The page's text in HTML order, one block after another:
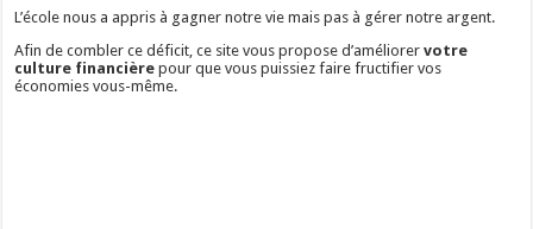
L’école nous a appris à gagner notre vie mais pas à gérer notre argent.
Afin de combler ce déficit, ce site vous propose d’améliorervotre
culture financière pour que vous puissiez faire fructifier vos
économies vous-même.